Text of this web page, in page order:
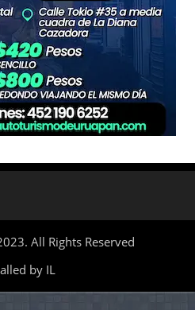
All Rights Reserved
by IL